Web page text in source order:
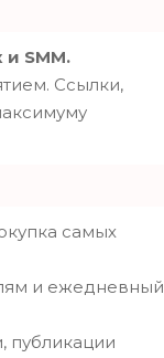
и SMM.
Ссылки,
самых
и ежедневный
публикации